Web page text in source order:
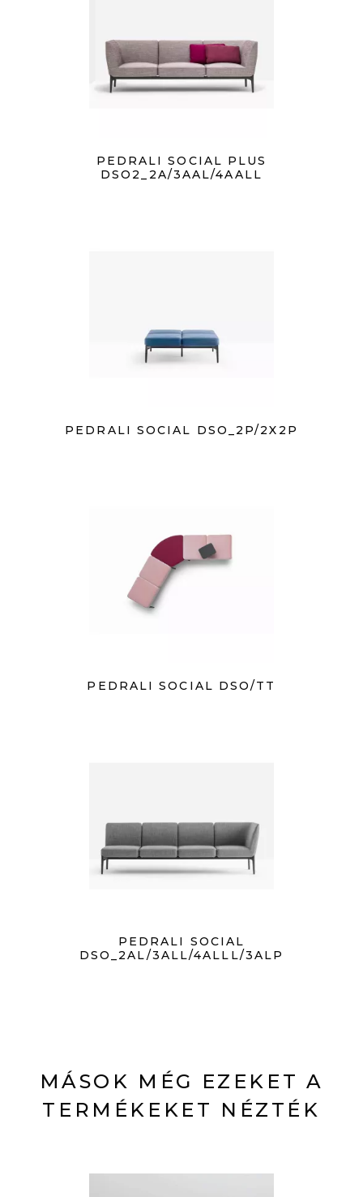
PEDRALI SOCIAL PLUS
DSO2_2A/3AAL/4AALL
PEDRALI SOCIAL DSO_2P/2X2P
PEDRALI SOCIAL DSO/TT
PEDRALI SOCIAL
DSO_2AL/3ALL/4ALLL/3ALP
MÁSOK MÉG EZEKET A
TERMÉKEKET NÉZTÉK